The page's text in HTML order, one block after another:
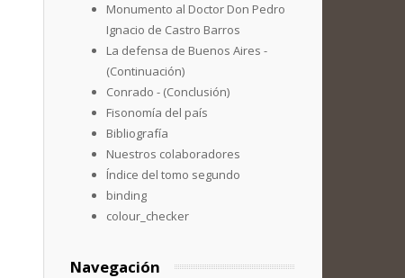
Monumento al Doctor Don Pedro
Ignacio de Castro Barros
La defensa de Buenos Aires -
(Continuación)
Conrado - (Conclusión)
Fisonomía del país
Bibliografía
Nuestros colaboradores
Índice del tomo segundo
binding
colour_checker
Navegación